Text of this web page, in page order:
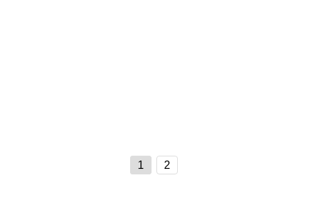
1 2